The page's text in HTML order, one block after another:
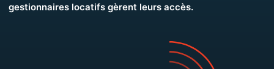
gestionnaires locatifs gèrent leurs accès.